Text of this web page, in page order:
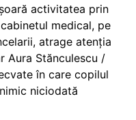
activitatea prin
medical, pe
atrage atenția
Aura Stănculescu /
în care copilul
niciodată